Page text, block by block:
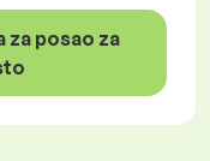
za posao za